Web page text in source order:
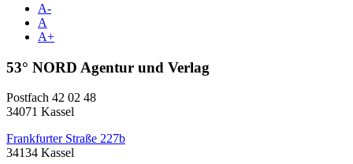
A-
A
A+
53° NORD Agentur und Verlag
Postfach 42 02 48
34071 Kassel
Frankfurter Straße 227b
34134 Kassel